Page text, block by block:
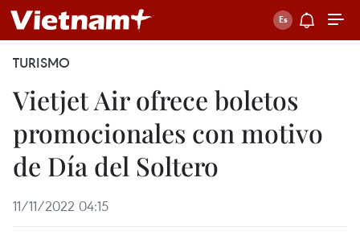
TURISMO
Vietjet Air ofrece boletos
promocionales con motivo
de Día del Soltero
11/11/2022 04:15